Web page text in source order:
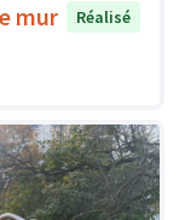
mur
Réalisé